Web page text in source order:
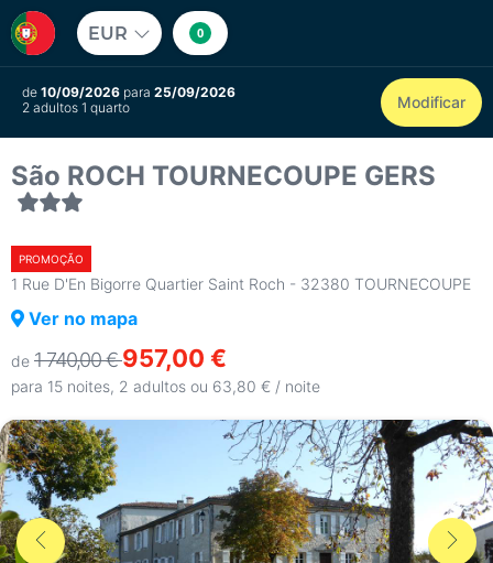
EUR 0
de 10/09/2026 para 25/09/2026
2 adultos 1 quarto
Modificar
São ROCH TOURNECOUPE GERS
PROMOÇÃO
1 Rue D'En Bigorre Quartier Saint Roch - 32380 TOURNECOUPE
Ver no mapa
de 1 740,00 €957,00 €
para 15 noites, 2 adultos ou 63,80 € / noite